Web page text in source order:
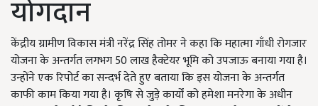
योगदान
केंद्रीय ग्रामीण विकास मंत्री नरेंद्र सिंह तोमर ने कहा कि महात्मा गाँधी रोगजार
योजना के अन्तर्गत लगभग 50 लाख हैक्टेयर भूमि को उपजाऊ बनाया गया है।
उन्होंने एक रिपोर्ट का सन्दर्भ देते हुए बताया कि इस योजना के अन्तर्गत
काफी काम किया गया है। कृषि से जुड़े कार्यों को हमेशा मनरेगा के अधीन